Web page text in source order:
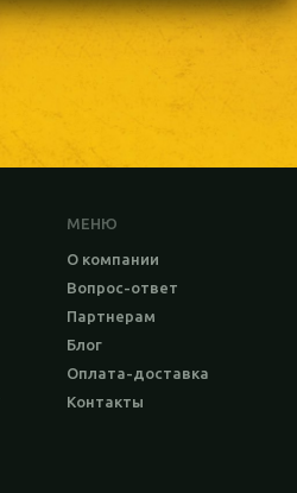
МЕНЮ
О компании
Вопрос-ответ
Партнерам
Блог
Оплата-доставка
Контакты